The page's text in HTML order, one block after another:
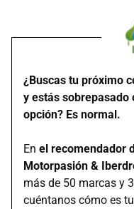
¿Buscas tu próximo
y estás sobrepasado
opción? Es normal.
En el recomendador
Motorpasión &
más de 50 marcas y
cuéntanos cómo es